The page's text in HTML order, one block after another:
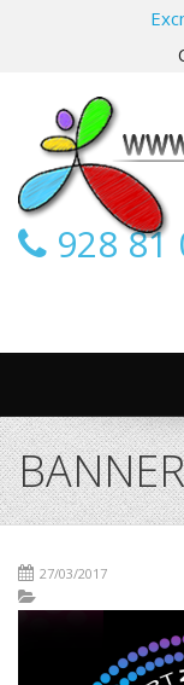
928 81
27/03/2017